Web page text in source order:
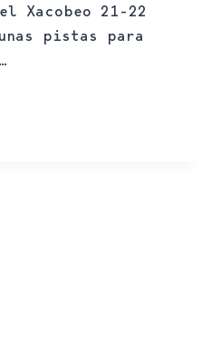
Xacobeo 21-22
pistas para